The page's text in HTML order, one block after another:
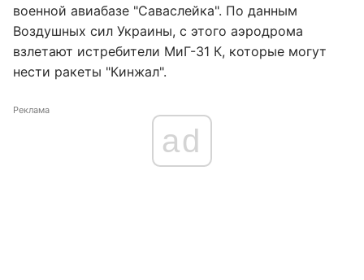
военной авиабазе "Саваслейка". По данным
Воздушных сил Украины, с этого аэродрома
взлетают истребители МиГ-31 К, которые могут
нести ракеты "Кинжал".
Реклама
ad